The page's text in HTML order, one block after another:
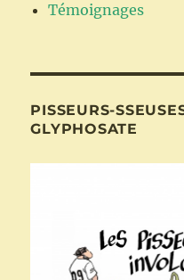
Témoignages
PISSEURS-
GLYPHOSATE